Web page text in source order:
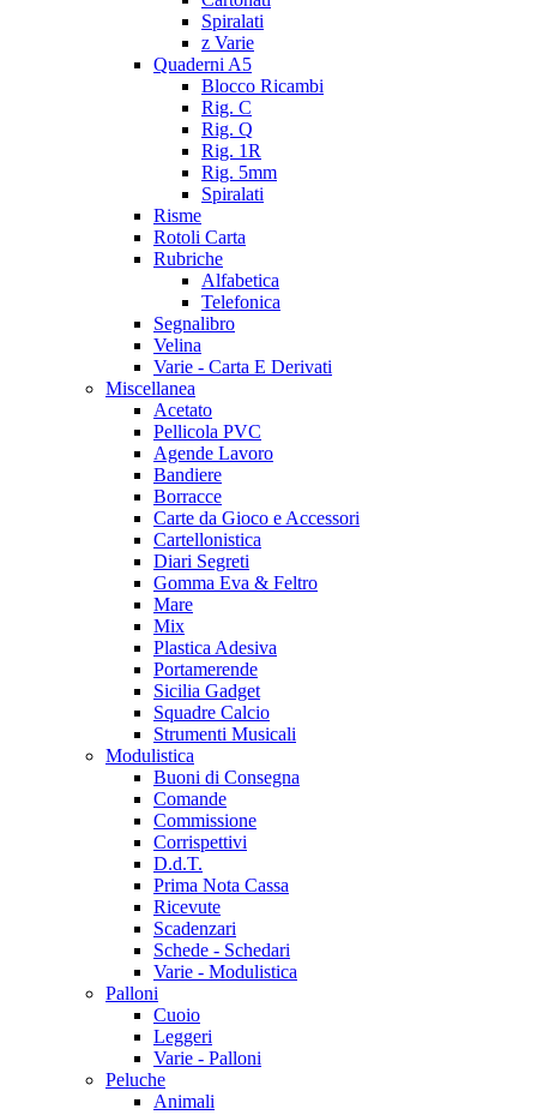
Spiralati
z Varie
Quaderni A5
Blocco Ricambi
Rig. C
Rig. Q
Rig. 1R
Rig. 5mm
Spiralati
Risme
Rotoli Carta
Rubriche
Alfabetica
Telefonica
Segnalibro
Velina
Varie - Carta E Derivati
Miscellanea
Acetato
Pellicola PVC
Agende Lavoro
Bandiere
Borracce
Carte da Gioco e Accessori
Cartellonistica
Diari Segreti
Gomma Eva & Feltro
Mare
Mix
Plastica Adesiva
Portamerende
Sicilia Gadget
Squadre Calcio
Strumenti Musicali
Modulistica
Buoni di Consegna
Comande
Commissione
Corrispettivi
D.d.T.
Prima Nota Cassa
Ricevute
Scadenzari
Schede - Schedari
Varie - Modulistica
Palloni
Cuoio
Leggeri
Varie - Palloni
Peluche
Animali